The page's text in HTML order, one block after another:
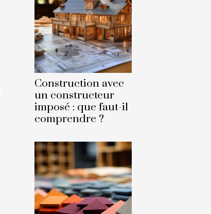
Construction avec
un constructeur
imposé : que faut-il
comprendre ?